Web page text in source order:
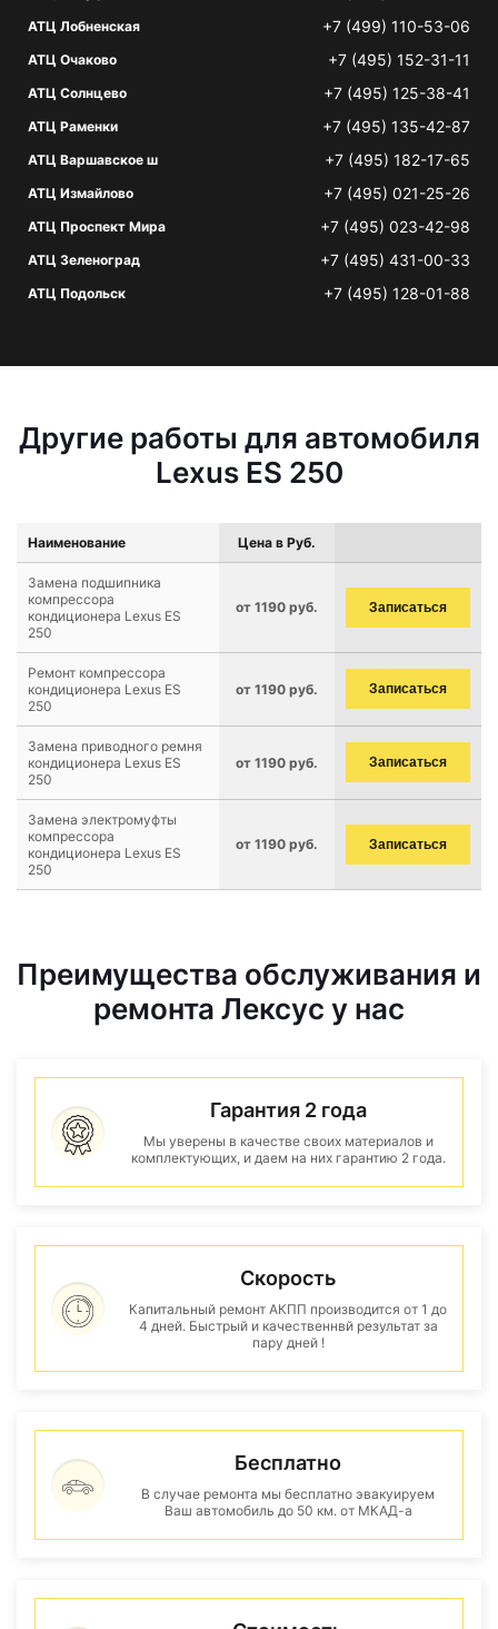
АТЦ Лобненская +7 (499) 110-53-06
АТЦ Очаково +7 (495) 152-31-11
АТЦ Солнцево +7 (495) 125-38-41
АТЦ Раменки +7 (495) 135-42-87
АТЦ Варшавское ш +7 (495) 182-17-65
АТЦ Измайлово +7 (495) 021-25-26
АТЦ Проспект Мира +7 (495) 023-42-98
АТЦ Зеленоград +7 (495) 431-00-33
АТЦ Подольск +7 (495) 128-01-88
Другие работы для автомобиля
Lexus ES 250
Наименование Цена в Руб.
Замена подшипника
компрессора
кондиционера Lexus ES
250
от 1190 руб. Записаться
Ремонт компрессора
кондиционера Lexus ES
250
от 1190 руб. Записаться
Замена приводного ремня
кондиционера Lexus ES
250
от 1190 руб. Записаться
Замена электромуфты
компрессора
кондиционера Lexus ES
250
от 1190 руб. Записаться
Преимущества обслуживания и
ремонта Лексус у нас
Гарантия 2 года
Мы уверены в качестве своих материалов и
комплектующих, и даем на них гарантию 2 года.
Скорость
Капитальный ремонт АКПП производится от 1 до
4 дней. Быстрый и качественнвй результат за
пару дней !
Бесплатно
В случае ремонта мы бесплатно эвакуируем
Ваш автомобиль до 50 км. от МКАД-а